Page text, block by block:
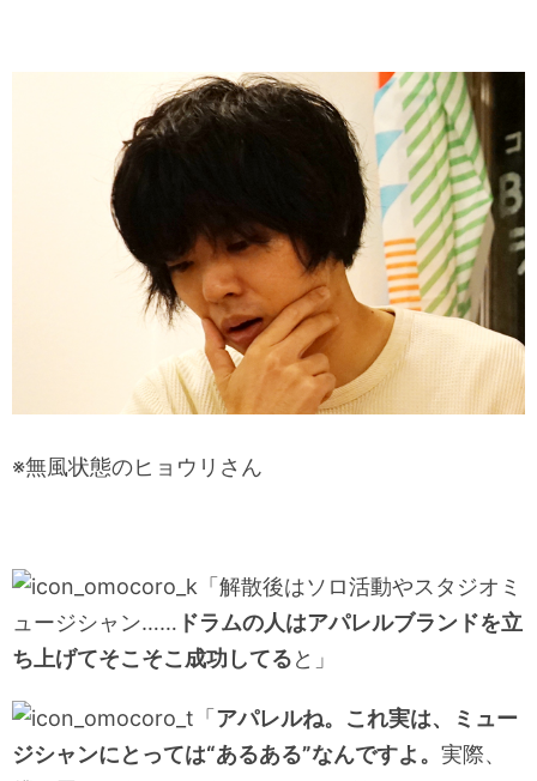
※無風状態のヒョウリさん
「解散後はソロ活動やスタジオミ
ュージシャン…… ドラムの人はアパレルブランドを立
ち上げてそこそこ成功してると」
「アパレルね。これ実は、ミュー
ジシャンにとっては“あるある”なんですよ。 実際、